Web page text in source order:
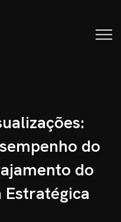
do
do
Estratégica